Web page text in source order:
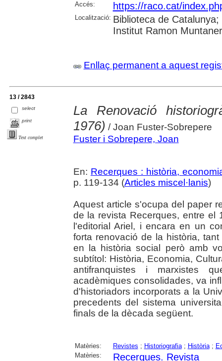
Accés: https://raco.cat/
Localització: Biblioteca de
Institut Ramon
Enllaç permanent a aquest
13 / 2843
select
print
Text complet
La Renovació
1976) / Joan Fuster-Sobrepere
Fuster i Sobrepere, Joan
En: Recerques : història,
p. 119-134 (Articles miscel·lanis)
Aquest article s'ocupa del paper
de la revista Recerques, entre
l'editorial Ariel, i encara en un
forta renovació de la història,
en la història social però amb
subtítol: Història, Economia,
antifranquistes i marxistes
acadèmiques consolidades, va
d'historiadors incorporats a la
precedents del sistema
finals de la dècada següent.
Matèries: Revistes ; Historiografia; Història;
Matèries:
Recerques. Revista